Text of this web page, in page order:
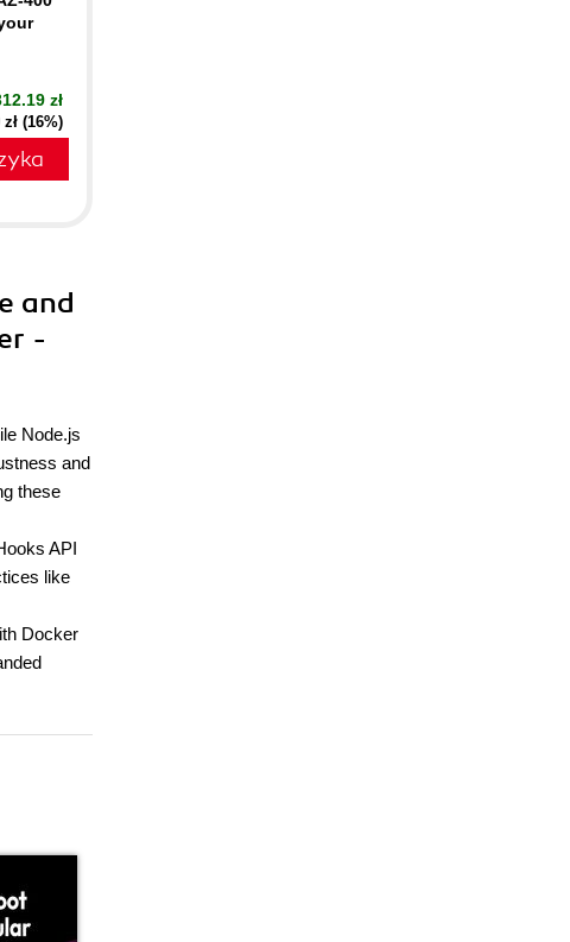
zł
(16%)
and
-
Node.js
and
these
API
like
Docker